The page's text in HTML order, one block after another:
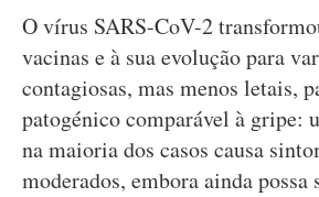
O vírus SARS-CoV-2
vacinas e à sua evolução para
contagiosas, mas menos letais,
patogénico comparável à gripe:
na maioria dos casos causa
moderados, embora ainda possa